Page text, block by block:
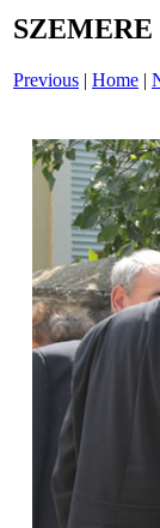
SZEMERE
Previous | Home |